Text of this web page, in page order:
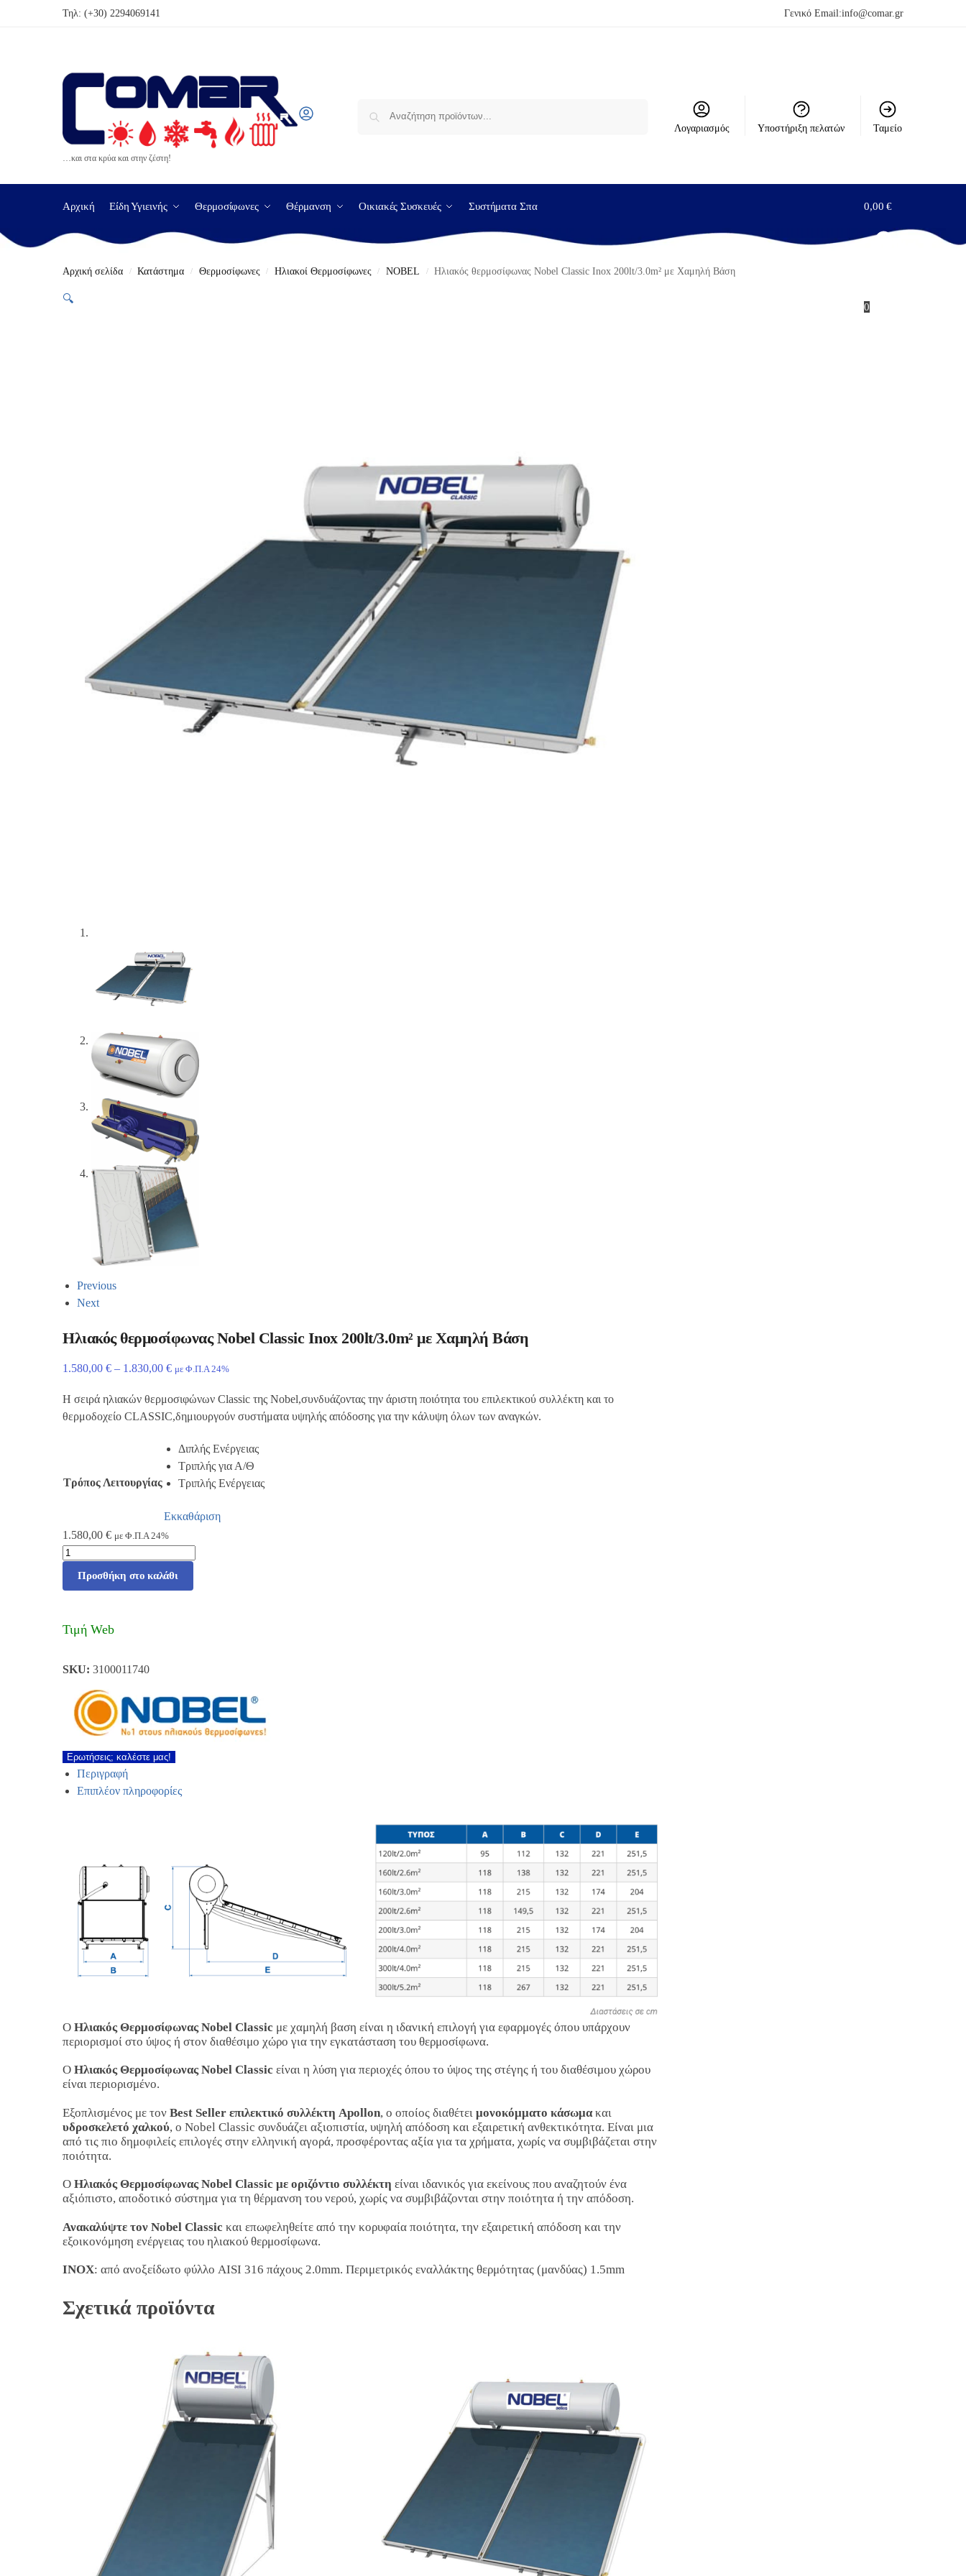
Τηλ: (+30) 2294069141 Γενικό Email:info@comar.gr
…και στα κρύα και στην ζέστη!
Λογαριασμός Υποστήριξη πελατών Ταμείο
Αρχική Είδη Υγιεινής Θερμοσίφωνες Θέρμανση Οικιακές Συσκευές Συστήματα Σπα 0,00€
0
Αρχική σελίδα / Κατάστημα / Θερμοσίφωνες / Ηλιακοί Θερμοσίφωνες / NOBEL / Ηλιακός θερμοσίφωνας Nobel Classic Inox 200lt/3.0m² με Χαμηλή Βάση
🔍
Previous
Next
Ηλιακός θερμοσίφωνας Nobel Classic Inox 200lt/3.0m² με Χαμηλή Βάση
1.580,00 € – 1.830,00 € με Φ.Π.Α 24%
Η σειρά ηλιακών θερμοσιφώνων Classic της Nobel,συνδυάζοντας την άριστη ποιότητα του επιλεκτικού συλλέκτη και το
θερμοδοχείο CLASSIC,δημιουργούν συστήματα υψηλής απόδοσης για την κάλυψη όλων των αναγκών.
Τρόπος Λειτουργίας
Διπλής Ενέργειας
Τριπλής για Α/Θ
Τριπλής Ενέργειας
Εκκαθάριση
1.580,00 € με Φ.Π.Α 24%
Προσθήκη στο καλάθι
Τιμή Web
SKU: 3100011740
Ερωτήσεις; καλέστε μας!
Περιγραφή
Επιπλέον πληροφορίες
Ο Hλιακός Θερμοσίφωνας Nobel Classic με χαμηλή βαση είναι η ιδανική επιλογή για εφαρμογές όπου υπάρχουν
περιορισμοί στο ύψος ή στον διαθέσιμο χώρο για την εγκατάσταση του θερμοσίφωνα.
Ο Ηλιακός Θερμοσίφωνας Nobel Classic είναι η λύση για περιοχές όπου το ύψος της στέγης ή του διαθέσιμου χώρου
είναι περιορισμένο.
Εξοπλισμένος με τον Best Seller επιλεκτικό συλλέκτη Apollon, ο οποίος διαθέτει μονοκόμματο κάσωμακαι
υδροσκελετό χαλκού, ο Nobel Classic συνδυάζει αξιοπιστία, υψηλή απόδοση και εξαιρετική ανθεκτικότητα. Είναι μια
από τις πιο δημοφιλείς επιλογές στην ελληνική αγορά, προσφέροντας αξία για τα χρήματα, χωρίς να συμβιβάζεται στην
ποιότητα.
Ο Ηλιακός Θερμοσίφωνας Nobel Classic με οριζόντιο συλλέκτη είναι ιδανικός για εκείνους που αναζητούν ένα
αξιόπιστο, αποδοτικό σύστημα για τη θέρμανση του νερού, χωρίς να συμβιβάζονται στην ποιότητα ή την απόδοση.
Ανακαλύψτε τον Nobel Classic και επωφεληθείτε από την κορυφαία ποιότητα, την εξαιρετική απόδοση και την
εξοικονόμηση ενέργειας του ηλιακού θερμοσίφωνα.
INOX: από ανοξείδωτο φύλλο AISI 316 πάχους 2.0mm. Περιμετρικός εναλλάκτης θερμότητας (μανδύας) 1.5mm
Σχετικά προϊόντα